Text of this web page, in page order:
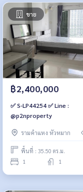
ขาย
฿2,400,000
✅ S-LP44254 ✅ Line :
@p2nproperty
รามคำแหง หัวหมาก
พื้นที่ : 35.50 ตร.ม.
1 1